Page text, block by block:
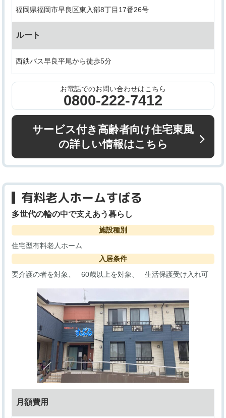
福岡県福岡市早良区東入部8丁目17番26号
ルート
西鉄バス早良平尾から徒歩5分
お電話でのお問い合わせはこちら
0800-222-7412
サービス付き高齢者向け住宅東風
の詳しい情報はこちら
有料老人ホームすばる
多世代の輪の中で支えあう暮らし
施設種別
住宅型有料老人ホーム
入居条件
要介護の者を対象
60歳以上を対象 生活保護受け入れ可
月額費用